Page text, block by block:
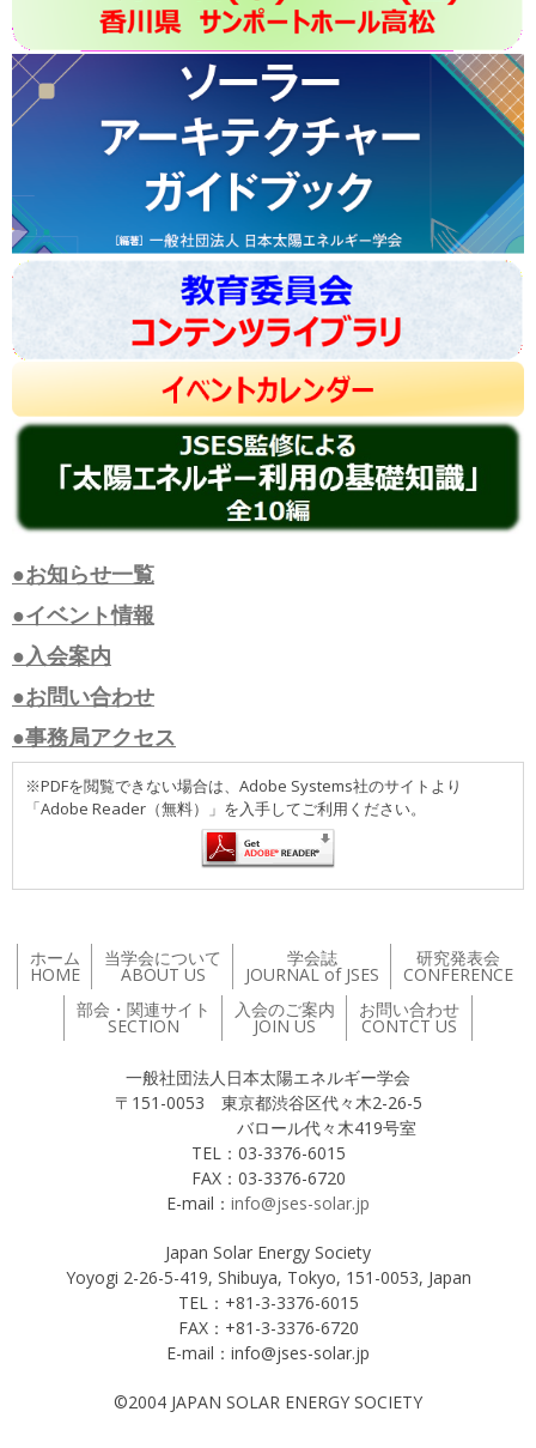
●お知らせ一覧
●イベント情報
●入会案内
●お問い合わせ
●事務局アクセス
※PDFを閲覧できない場合は、Adobe Systems社のサイトより
「Adobe Reader（無料）」を入手してご利用ください。
ホーム
HOME
当学会について
ABOUT US
学会誌
JOURNAL of JSES
研究発表会
CONFERENCE
部会・関連サイト
SECTION
入会のご案内
JOIN US
お問い合わせ
CONTCT US
一般社団法人日本太陽エネルギー学会
〒151-0053 東京都渋谷区代々木2-26-5
バロール代々木419号室
TEL：03-3376-6015
FAX：03-3376-6720
E-mail： info@jses-solar.jp
Japan Solar Energy Society
Yoyogi 2-26-5-419, Shibuya, Tokyo, 151-0053, Japan
TEL：+81-3-3376-6015
FAX：+81-3-3376-6720
E-mail：info@jses-solar.jp
©2004 JAPAN SOLAR ENERGY SOCIETY